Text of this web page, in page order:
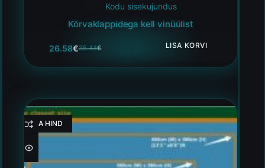
Kodu sisekujundus
Kõrvaklappidega kell vinüülist
35.44€
26.58€ LISA KORVI
HEA HIND